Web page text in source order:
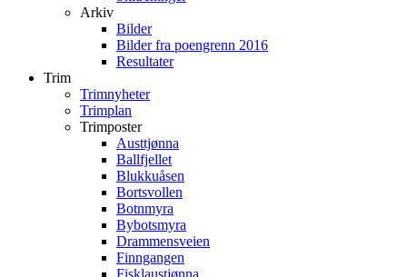
Arkiv
Bilder
Bilder fra poengrenn 2016
Resultater
Trim
Trimnyheter
Trimplan
Trimposter
Austtjønna
Ballfjellet
Blukkuåsen
Bortsvollen
Botnmyra
Bybotsmyra
Drammensveien
Finngangen